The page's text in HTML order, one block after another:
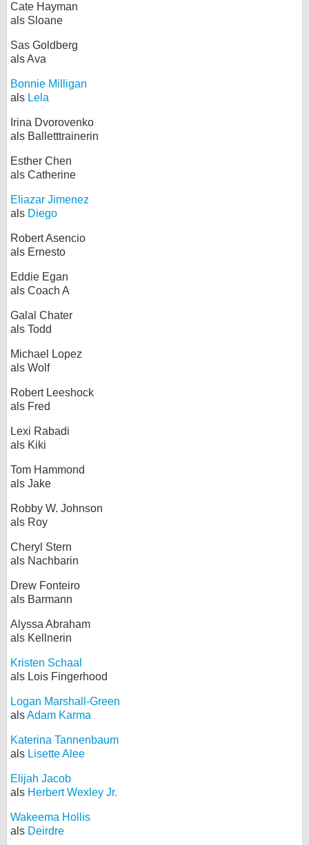
Cate Hayman
als Sloane
Sas Goldberg
als Ava
Bonnie Milligan
als Lela
Irina Dvorovenko
als Balletttrainerin
Esther Chen
als Catherine
Eliazar Jimenez
als Diego
Robert Asencio
als Ernesto
Eddie Egan
als Coach A
Galal Chater
als Todd
Michael Lopez
als Wolf
Robert Leeshock
als Fred
Lexi Rabadi
als Kiki
Tom Hammond
als Jake
Robby W. Johnson
als Roy
Cheryl Stern
als Nachbarin
Drew Fonteiro
als Barmann
Alyssa Abraham
als Kellnerin
Kristen Schaal
als Lois Fingerhood
Logan Marshall-Green
alsAdam Karma
Katerina Tannenbaum
als Lisette Alee
Elijah Jacob
als Herbert Wexley Jr.
Wakeema Hollis
als Deirdre